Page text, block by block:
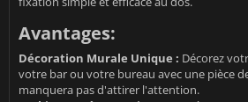
Avantages:
Décoration Murale Unique : Décorez
votre bar ou votre bureau avec une pièce
manquera pas d'attirer l'attention.